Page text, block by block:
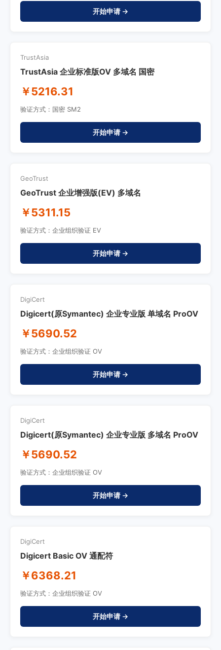
开始申请 →
TrustAsia
TrustAsia 企业标准版OV 多域名 国密
￥5216.31
验证方式：国密 SM2
开始申请 →
GeoTrust
GeoTrust 企业增强版(EV) 多域名
￥5311.15
验证方式：企业组织验证 EV
开始申请 →
DigiCert
Digicert(原Symantec) 企业专业版 单域名 ProOV
￥5690.52
验证方式：企业组织验证 OV
开始申请 →
DigiCert
Digicert(原Symantec) 企业专业版 多域名 ProOV
￥5690.52
验证方式：企业组织验证 OV
开始申请 →
DigiCert
Digicert Basic OV 通配符
￥6368.21
验证方式：企业组织验证 OV
开始申请 →